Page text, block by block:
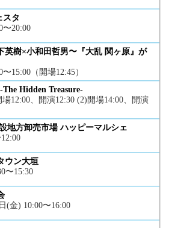
スタ
〜20:00
英樹×小和田哲男〜『大乱 関ヶ原』が
15:00（開場12:45）
Hidden Treasure-
12:00、開演12:30 (2)開場14:00、開演
地方卸売市場 ハッピーマルシェ
ウン大垣
〜15:30
(金) 10:00〜16:00